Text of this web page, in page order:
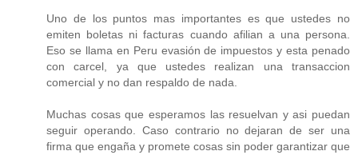
Uno de los puntos mas importantes es que ustedes no
emiten boletas ni facturas cuando afilian a una persona.
Eso se llama en Peru evasión de impuestos y esta penado
con carcel, ya que ustedes realizan una transaccion
comercial y no dan respaldo de nada.
Muchas cosas que esperamos las resuelvan y asi puedan
seguir operando. Caso contrario no dejaran de ser una
firma que engaña y promete cosas sin poder garantizar que